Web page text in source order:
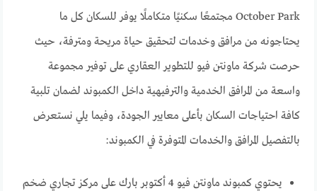
October Park مجتمعًا سكنيًا متكاملًا يوفر للسكان كل ما
يحتاجونه من مرافق وخدمات لتحقيق حياة مريحة ومترفة، حيث
حرصت شركة ماونتن فيو للتطوير العقاري على توفير مجموعة
واسعة من المرافق الخدمية والترفيهية داخل الكمبوند لضمان تلبية
كافة احتياجات السكان بأعلى معايير الجودة، وفيما يلي نستعرض
بالتفصيل المرافق والخدمات المتوفرة في الكمبوند:
يحتوي كمبوند ماونتن فيو 4 أكتوبر بارك على مركز تجاري ضخم